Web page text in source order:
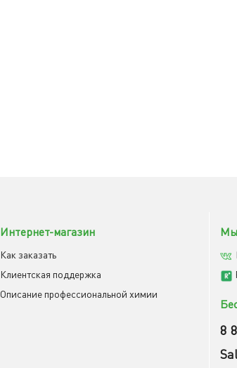
Интернет-магазин
Как заказать
Клиентская поддержка
Описание профессиональной химии
Мы
8